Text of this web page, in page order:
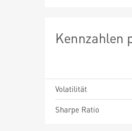
Kennzahlen
Volatilität
Sharpe Ratio